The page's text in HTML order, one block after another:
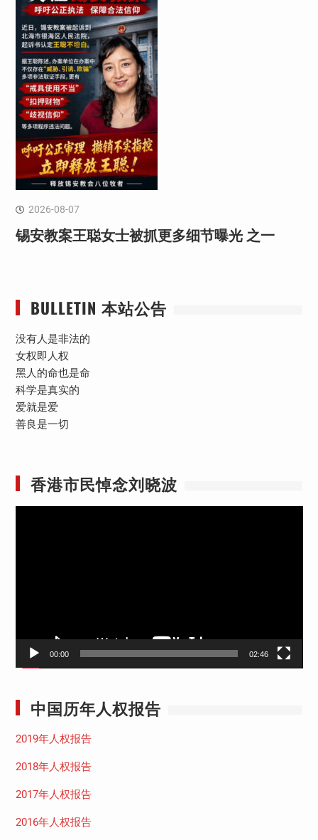
2026-08-07
锡安教案王聪女士被抓更多细节曝光 之一
BULLETIN 本站公告
没有人是非法的
女权即人权
黑人的命也是命
科学是真实的
爱就是爱
善良是一切
香港市民悼念刘晓波
00:00 02:46
中国历年人权报告
2019年人权报告
2018年人权报告
2017年人权报告
2016年人权报告